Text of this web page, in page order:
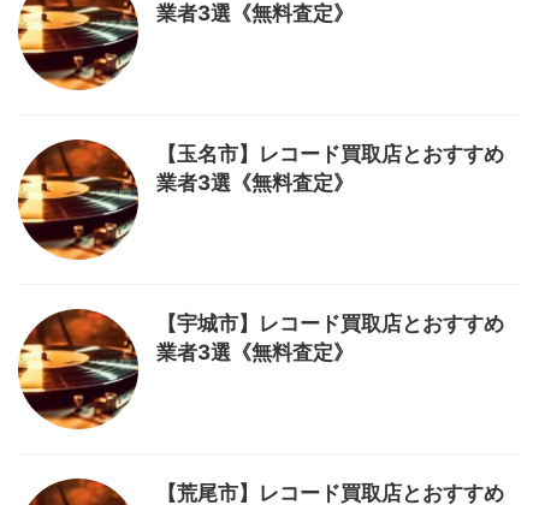
業者3選《無料査定》
【玉名市】レコード買取店とおすすめ
業者3選《無料査定》
【宇城市】レコード買取店とおすすめ
業者3選《無料査定》
【荒尾市】レコード買取店とおすすめ